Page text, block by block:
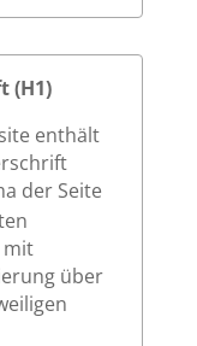
(H1)
enthält
der Seite
mit
über